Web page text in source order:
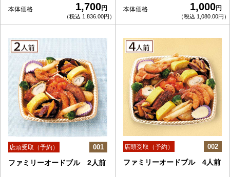
本体価格 1,700円
（税込 1,836.00円）
本体価格 1,000円
（税込 1,080.00円）
店頭受取（予約） 001
ファミリーオードブル 2人前
店頭受取（予約） 002
ファミリーオードブル 4人前